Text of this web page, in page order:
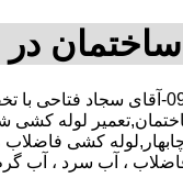
در
,09221241597-آقای سجاد
لوله
چابهار,لوله کشی
، آب سرد ، آب